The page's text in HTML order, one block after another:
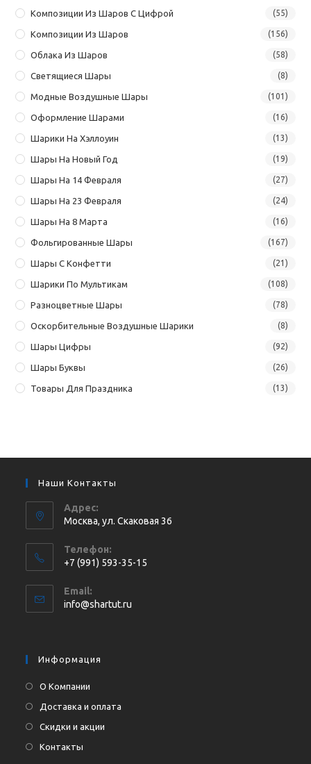
Композиции Из Шаров С Цифрой (55)
Композиции Из Шаров (156)
Облака Из Шаров (58)
Светящиеся Шары (8)
Модные Воздушные Шары (101)
Оформление Шарами (16)
Шарики На Хэллоуин (13)
Шары На Новый Год (19)
Шары На 14 Февраля (27)
Шары На 23 Февраля (24)
Шары На 8 Марта (16)
Фольгированные Шары (167)
Шары С Конфетти (21)
Шарики По Мультикам (108)
Разноцветные Шары (78)
Оскорбительные Воздушные Шарики (8)
Шары Цифры (92)
Шары Буквы (26)
Товары Для Праздника (13)
Наши Контакты
Адрес:
Москва, ул. Cкаковая 36
Телефон:
+7 (991) 593-35-15
в
вашем
Email:
info@shartut.ru
Информация
О Компании
Доставка и оплата
Скидки и акции
Контакты